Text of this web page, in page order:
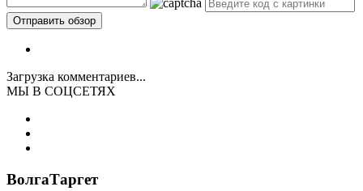
Загрузка комментариев...
МЫ В СОЦСЕТЯХ
ВолгаТаргет